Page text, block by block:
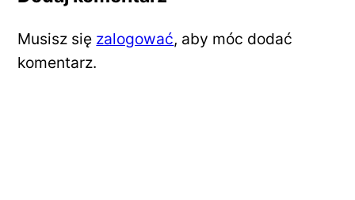
Musisz się zalogować, aby móc dodać
komentarz.